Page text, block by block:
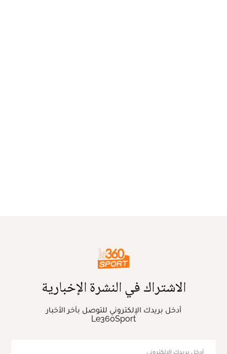
الاشتراك في النشرة الإخبارية
أدخل بريدك الإلكتروني للتوصل بآخر الأخبار
Le360Sport